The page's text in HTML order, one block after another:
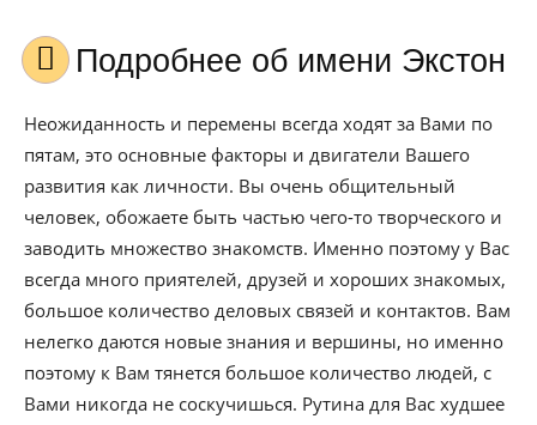
Подробнее об имени Экстон
Неожиданность и перемены всегда ходят за Вами по
пятам, это основные факторы и двигатели Вашего
развития как личности. Вы очень общительный
человек, обожаете быть частью чего-то творческого и
заводить множество знакомств. Именно поэтому у Вас
всегда много приятелей, друзей и хороших знакомых,
большое количество деловых связей и контактов. Вам
нелегко даются новые знания и вершины, но именно
поэтому к Вам тянется большое количество людей, с
Вами никогда не соскучишься. Рутина для Вас худшее